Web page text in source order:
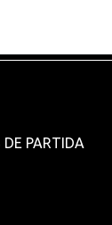
DE PARTIDA